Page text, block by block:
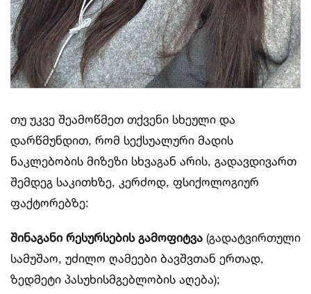
თუ უკვე შეამოწმეთ თქვენი სხეული და
დარწმუნდით, რომ სექსუალური მადის
ნაკლებობის მიზეზი სხვაგან არის, გადავდივართ
შემდეგ საკითხზე, კერძოდ, ფსიქოლოგიურ
ფაქტორებზე:
შინაგანი რესურსების გამოფიტვა (გადატვირთული
სამუშაო, უძილო ღამეები ბავშვთან ერთად,
ზედმეტი პასუხისმგებლობის აღება);